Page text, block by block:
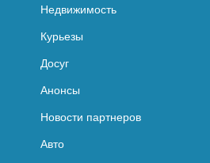
Недвижимость
Курьезы
Досуг
Анонсы
Новости партнеров
Авто